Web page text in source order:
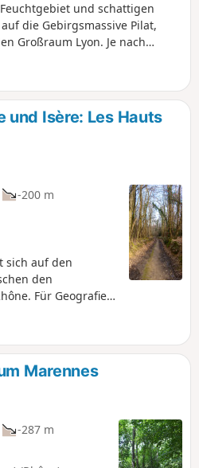
und schattigen
die Gebirgsmassive Pilat,
Großraum Lyon. Je nach
im Feuchtgebiet des
Silberreiher beobachten. Der
Punkt (6) verläuft
tagsüber wenig begehenen
Wegen. Hinter dem Dorf
wenn man sich unauffällig
häufig Rehe und
Am Ende der Strecke
Kapelle von Illins (11.
Friedhof vorbei. Die
schwierig,
wenn nicht gar nicht
und Isère: Les Hauts
-200 m
sich auf den
den
Für Geografie-
Wanderung
auf die Alpen, den
die Metropole
Straße (und
der Strecke
die zu
Marennes
-287 m